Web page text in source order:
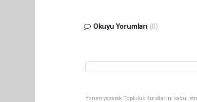
Okuyu Yorumları (0)
Yorum yazarak Topluluk Kuralları’nı kabul